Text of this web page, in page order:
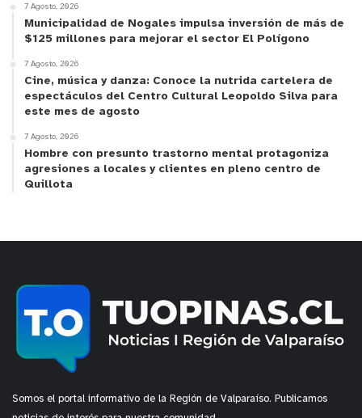
7 Agosto, 2026
Municipalidad de Nogales impulsa inversión de más de
$125 millones para mejorar el sector El Polígono
7 Agosto, 2026
Cine, música y danza: Conoce la nutrida cartelera de
espectáculos del Centro Cultural Leopoldo Silva para
este mes de agosto
7 Agosto, 2026
Hombre con presunto trastorno mental protagoniza
agresiones a locales y clientes en pleno centro de
Quillota
Somos el portal informativo de la Región de Valparaíso. Publicamos